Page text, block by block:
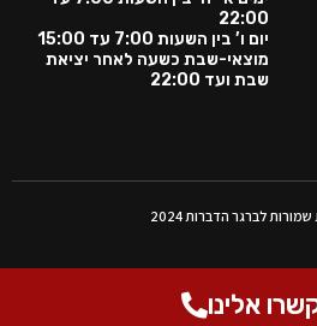
22:00
יום ו’ בין השעות 7:00 עד 15:00
מוצאי-שבת כשעה לאחר יציאת
שבת ועד 22:00
לברגר הדברות 2024
אלינו